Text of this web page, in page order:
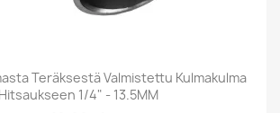
Teräksestä Valmistettu Kulmakulma
Hitsaukseen 1/4" - 13.5MM